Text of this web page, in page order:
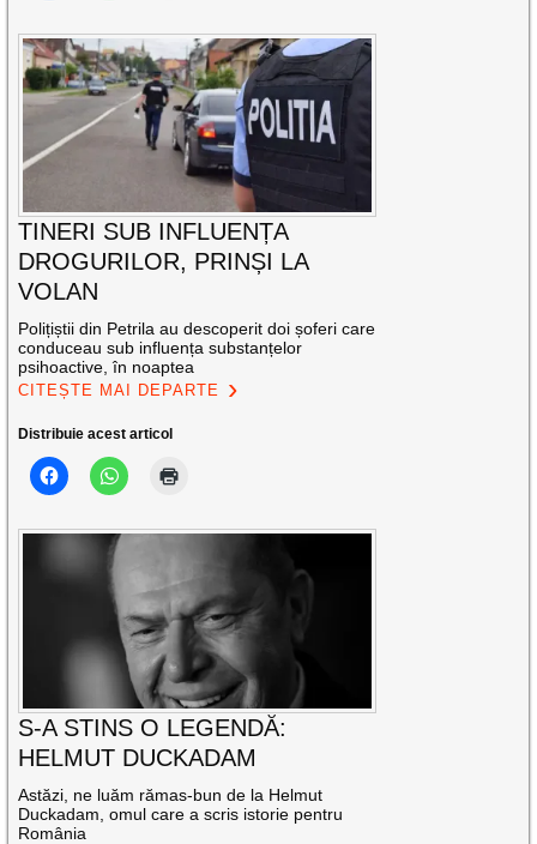
TINERI SUB INFLUENȚA
DROGURILOR, PRINȘI LA
VOLAN
Polițiștii din Petrila au descoperit doi șoferi care
conduceau sub influența substanțelor
psihoactive, în noaptea
CITEȘTE MAI DEPARTE
Distribuie acest articol
S-A STINS O LEGENDĂ:
HELMUT DUCKADAM
Astăzi, ne luăm rămas-bun de la Helmut
Duckadam, omul care a scris istorie pentru
România